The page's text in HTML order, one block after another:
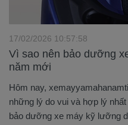
Vì sao nên bảo dưỡng
năm mới
17/02/2026 10:57:58
Hôm nay,
những lý do vui và hợp lý
bảo dưỡng xe máy kỹ lưỡng